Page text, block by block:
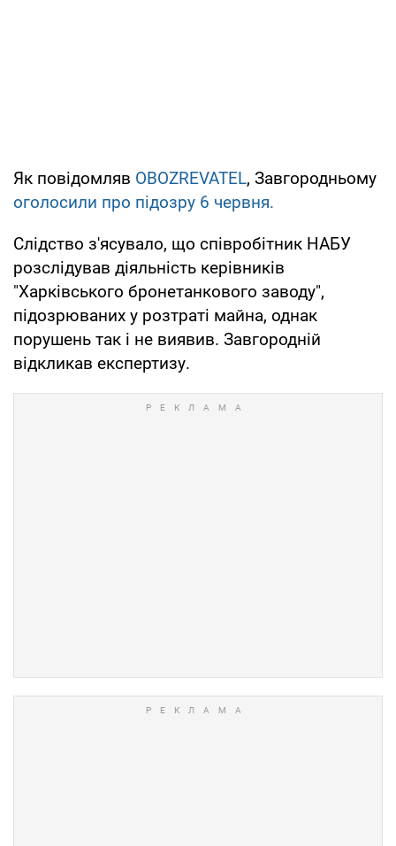
Як повідомляв OBOZREVATEL, Завгородньому
оголосили про підозру 6 червня.
Слідство з'ясувало, що співробітник НАБУ
розслідував діяльність керівників
"Харківського бронетанкового заводу",
підозрюваних у розтраті майна, однак
порушень так і не виявив. Завгородній
відкликав експертизу.